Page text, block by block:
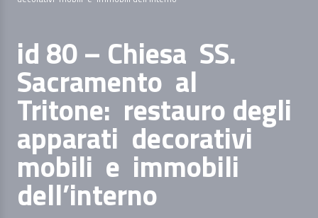
id 80 – Chiesa SS.
Sacramento al
Tritone: restauro degli
apparati decorativi
mobili e immobili
dell’interno